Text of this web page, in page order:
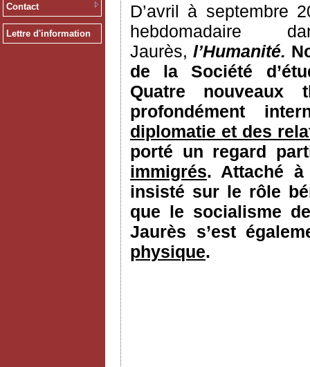
Contact
Lettre d'information
D’avril à septembre
Jaurès, l’Humanité.
de la Société
Quatre
profondément
diplomatie et des
porté un regard
immigrés. Attaché à
insisté sur le rôle
que le socialisme
Jaurès s’est
physique.